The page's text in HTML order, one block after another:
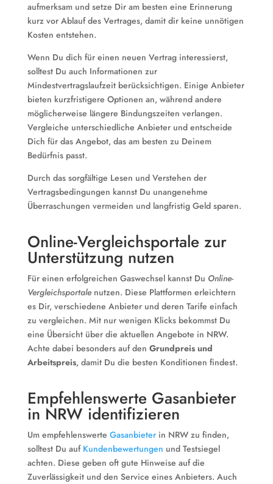
aufmerksam und setze Dir am besten eine Erinnerung
kurz vor Ablauf des Vertrages, damit dir keine unnötigen
Kosten entstehen.
Wenn Du dich für einen neuen Vertrag interessierst,
solltest Du auch Informationen zur
Mindestvertragslaufzeit berücksichtigen. Einige Anbieter
bieten kurzfristigere Optionen an, während andere
möglicherweise längere Bindungszeiten verlangen.
Vergleiche unterschiedliche Anbieter und entscheide
Dich für das Angebot, das am besten zu Deinem
Bedürfnis passt.
Durch das sorgfältige Lesen und Verstehen der
Vertragsbedingungen kannst Du unangenehme
Überraschungen vermeiden und langfristig Geld sparen.
Online-Vergleichsportale zur
Unterstützung nutzen
Für einen erfolgreichen Gaswechsel kannst Du Online-
Vergleichsportalenutzen. Diese Plattformen erleichtern
es Dir, verschiedene Anbieter und deren Tarife einfach
zu vergleichen. Mit nur wenigen Klicks bekommst Du
eine Übersicht über die aktuellen Angebote in NRW.
Achte dabei besonders auf den Grundpreis und
Arbeitspreis, damit Du die besten Konditionen findest.
Empfehlenswerte Gasanbieter
in NRW identifizieren
Um empfehlenswerte Gasanbieterin NRW zu finden,
solltest Du auf Kundenbewertungen und Testsiegel
achten. Diese geben oft gute Hinweise auf die
Zuverlässigkeit und den Service eines Anbieters. Auch